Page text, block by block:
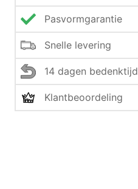
Pasvormgarantie
Snelle levering
14 dagen bedenktijd
Klantbeoordeling